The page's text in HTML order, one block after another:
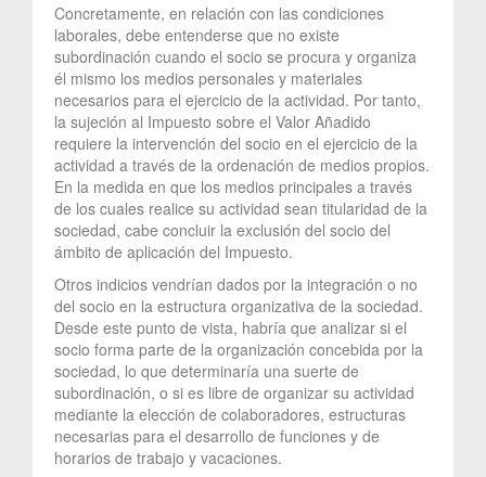
Concretamente, en relación con las condiciones
laborales, debe entenderse que no existe
subordinación cuando el socio se procura y organiza
él mismo los medios personales y materiales
necesarios para el ejercicio de la actividad. Por tanto,
la sujeción al Impuesto sobre el Valor Añadido
requiere la intervención del socio en el ejercicio de la
actividad a través de la ordenación de medios propios.
En la medida en que los medios principales a través
de los cuales realice su actividad sean titularidad de la
sociedad, cabe concluir la exclusión del socio del
ámbito de aplicación del Impuesto.
Otros indicios vendrían dados por la integración o no
del socio en la estructura organizativa de la sociedad.
Desde este punto de vista, habría que analizar si el
socio forma parte de la organización concebida por la
sociedad, lo que determinaría una suerte de
subordinación, o si es libre de organizar su actividad
mediante la elección de colaboradores, estructuras
necesarias para el desarrollo de funciones y de
horarios de trabajo y vacaciones.